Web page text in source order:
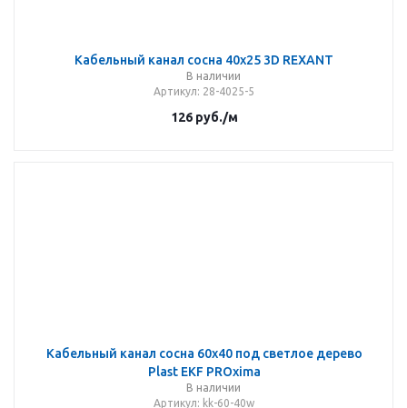
Кабельный канал сосна 40х25 3D REXANT
В наличии
Артикул: 28-4025-5
126руб./м
Кабельный канал сосна 60х40 под светлое дерево
Plast EKF PROxima
В наличии
Артикул: kk-60-40w